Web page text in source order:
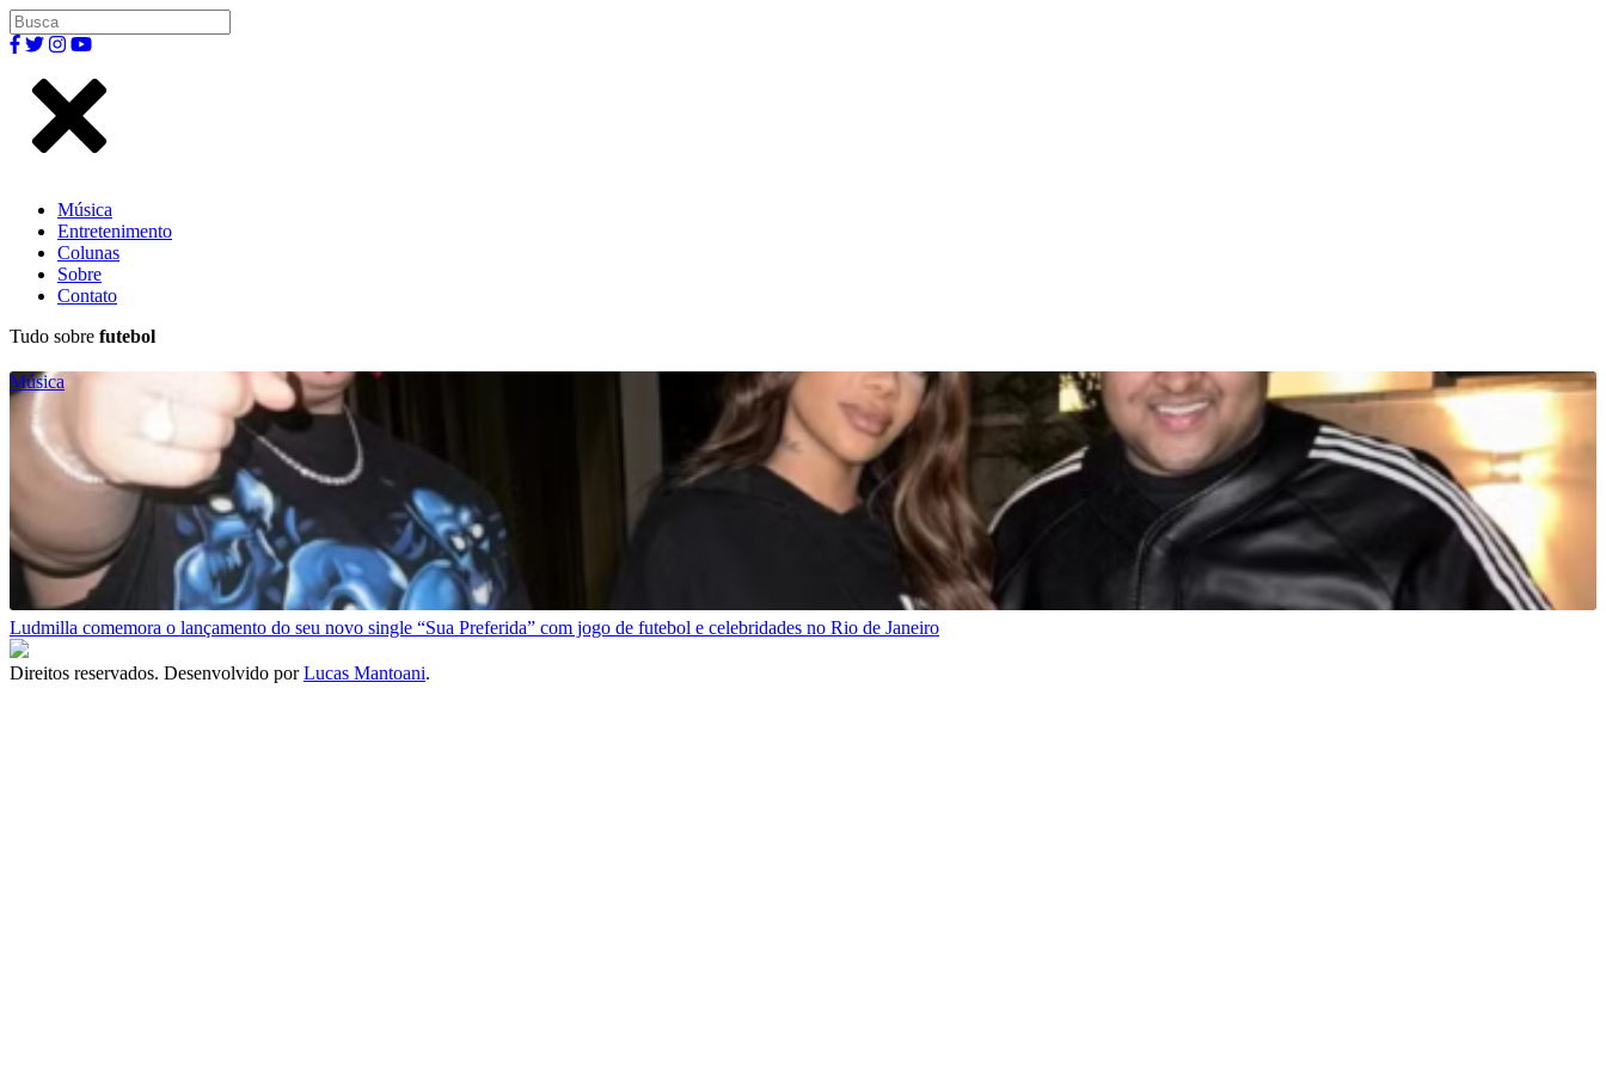
Música
Entretenimento
Colunas
Sobre
Contato
Tudo sobre futebol
Música
Ludmilla comemora o lançamento do seu novo single “Sua Preferida” com jogo de futebol e celebridades no Rio de Janeiro
Direitos reservados. Desenvolvido porLucas Mantoani.